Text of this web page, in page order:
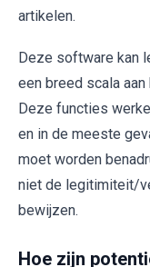
artikelen.
Deze software kan
een breed scala
Deze functies
en in de meeste
moet worden
niet de legitimiteit/
bewijzen.
Hoe zijn